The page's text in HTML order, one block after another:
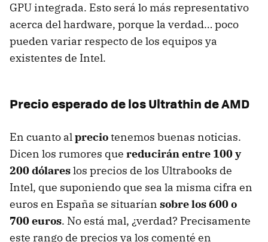
GPU integrada. Esto será lo más representativo
acerca del hardware, porque la verdad… poco
pueden variar respecto de los equipos ya
existentes de Intel.
Precio esperado de los Ultrathin deAMD
En cuanto alpreciotenemos buenas noticias.
Dicen los rumores que reducirán entre 100 y
200 dólareslos precios de los Ultrabooks de
Intel, que suponiendo que sea la misma cifra en
euros en España se situarían sobre los 600 o
700 euros. No está mal, ¿verdad? Precisamente
este rango de precios ya los comenté en